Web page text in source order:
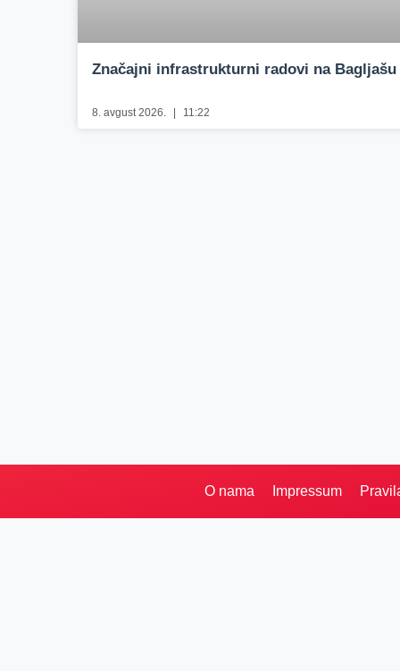
Značajni infrastrukturni radovi na Bagljašu
8. avgust 2026. 11:22
O nama Impressum